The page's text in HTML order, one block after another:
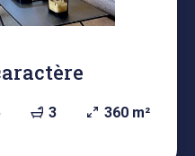
3 360 m²